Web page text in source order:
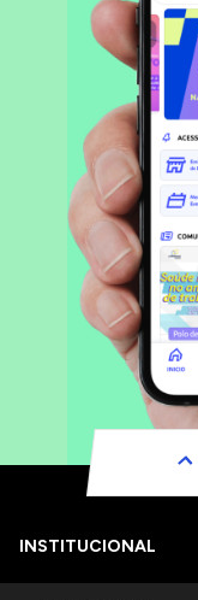
INSTITUCIONAL